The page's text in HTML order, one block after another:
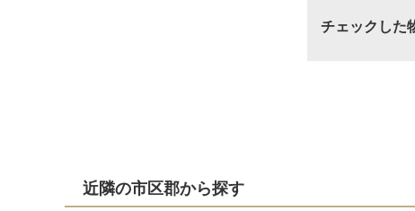
チェックした
近隣の市区郡から探す